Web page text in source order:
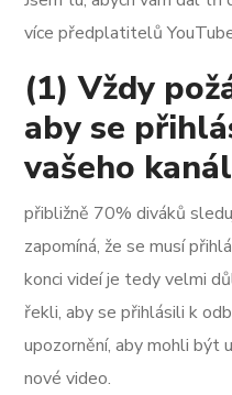
více předplatitelů
(1) Vždy
aby se
vašeho
přibližně 70% diváků
zapomíná, že se musí
konci videí je tedy velmi
řekli, aby se přihlásili k
upozornění, aby mohli být
nové video.